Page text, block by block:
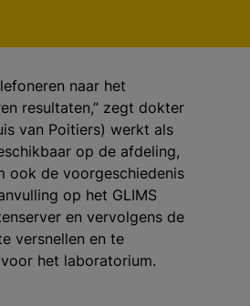
naar het
resultaten,” zegt dokter
van Poitiers) werkt als
op de afdeling,
ook de voorgeschiedenis
op het GLIMS
en vervolgens de
versnellen en te
het laboratorium.